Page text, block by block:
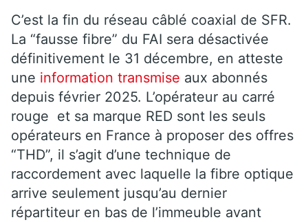
C’est la fin du réseau câblé coaxial de SFR.
La “fausse fibre” du FAI sera désactivée
définitivement le 31 décembre, en atteste
une information transmise aux abonnés
depuis février 2025. L’opérateur au carré
rouge et sa marque RED sont les seuls
opérateurs en France à proposer des offres
“THD”, il s’agit d’une technique de
raccordement avec laquelle la fibre optique
arrive seulement jusqu’au dernier
répartiteur en bas de l’immeuble avant